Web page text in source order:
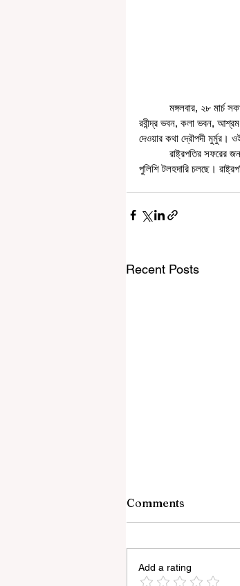
রবীন্দ্র ভবন, কলা ভবন, আশ্রম
দেওয়ার কথা দ্রৌপদী মুর্মুর।
পুলিশি টলহদারি চলছে।
Recent Posts
Comments
Add a rating